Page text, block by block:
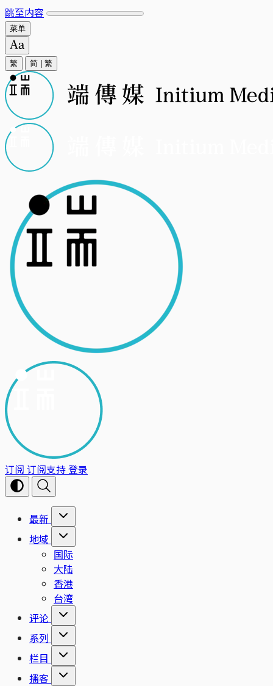
跳至内容
菜单
繁 简 繁
订阅 订阅支持登录
最新
地域
国际
大陆
香港
台湾
评论
系列
栏目
播客